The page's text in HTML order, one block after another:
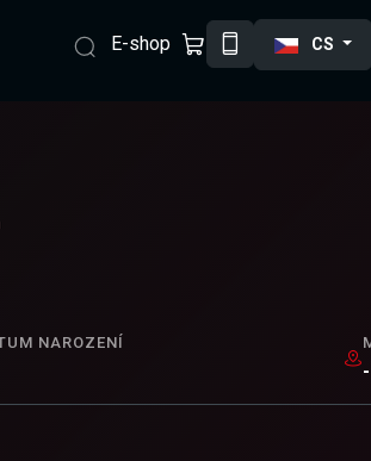
E-shop CS
NAROZENÍ
-